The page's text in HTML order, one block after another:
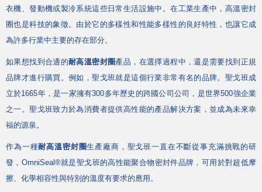
衣機、發動機或製冷系統這些日常生活設施中。在工業生產中，高溫密封
圈也是科技的象徵。由於它的多樣性和性能多樣性的良好特性，也讓它成
為許多行業中主要的存在部分。
如果想找到合適的耐高溫密封圈 產品，在選擇過程中，還是需要找到正規
品牌才進行購買。例如，聖戈班就是這個行業非常有名的品牌。聖戈班成
立於1665年，是一家擁有300多年歷史的跨國公司公司，是世界500強企業
之一。聖戈班致力於為消費者提供高性能的產品解決方案，並成為未來幸
福的源泉。
作為一種耐高溫密封圈生產廠商，聖戈班一直在不斷從事充滿挑戰的研
發， OmniSeal®就是聖戈班的高性能聚合物密封件品牌，可用於對超低摩
擦、化學相容性與特別的溫度有要求的應用。